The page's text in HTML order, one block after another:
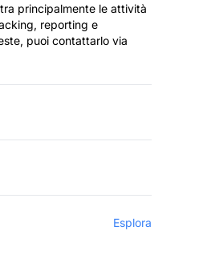
principalmente le attività
reporting e
puoi contattarlo via
Esplora